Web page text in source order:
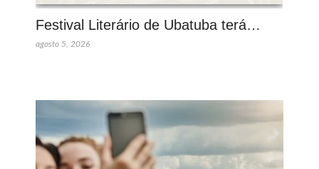
Festival Literário de Ubatuba terá…
agosto 5, 2026